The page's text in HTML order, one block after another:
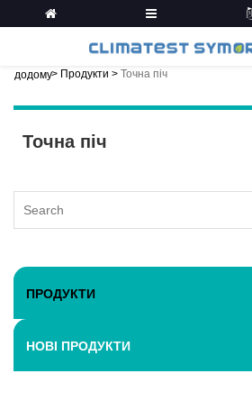
додому> Продукти > Точна піч
Точна піч
ПРОДУКТИ
НОВІ ПРОДУКТИ